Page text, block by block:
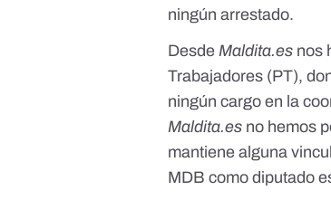
ningún arrestado.
DesdeMaldita.es nos
Trabajadores (PT),
ningún cargo en la
Maldita.es no hemos
mantiene alguna
MDB como diputado